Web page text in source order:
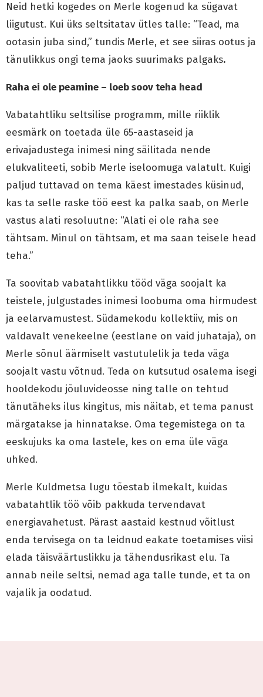
Neid hetki kogedes on Merle kogenud ka sügavat
liigutust. Kui üks seltsitatav ütles talle: “Tead, ma
ootasin juba sind,” tundis Merle, et see siiras ootus ja
tänulikkus ongi tema jaoks suurimaks palgaks.
Raha ei ole peamine – loeb soov teha head
Vabatahtliku seltsilise programm, mille riiklik
eesmärk on toetada üle 65-aastaseid ja
erivajadustega inimesi ning säilitada nende
elukvaliteeti, sobib Merle iseloomuga valatult. Kuigi
paljud tuttavad on tema käest imestades küsinud,
kas ta selle raske töö eest ka palka saab, on Merle
vastus alati resoluutne: “Alati ei ole raha see
tähtsam. Minul on tähtsam, et ma saan teisele head
teha.”
Ta soovitab vabatahtlikku tööd väga soojalt ka
teistele, julgustades inimesi loobuma oma hirmudest
ja eelarvamustest. Südamekodu kollektiiv, mis on
valdavalt venekeelne (eestlane on vaid juhataja), on
Merle sõnul äärmiselt vastutulelik ja teda väga
soojalt vastu võtnud. Teda on kutsutud osalema isegi
hooldekodu jõuluvideosse ning talle on tehtud
tänutäheks ilus kingitus, mis näitab, et tema panust
märgatakse ja hinnatakse. Oma tegemistega on ta
eeskujuks ka oma lastele, kes on ema üle väga
uhked.
Merle Kuldmetsa lugu tõestab ilmekalt, kuidas
vabatahtlik töö võib pakkuda tervendavat
energiavahetust. Pärast aastaid kestnud võitlust
enda tervisega on ta leidnud eakate toetamises viisi
elada täisväärtuslikku ja tähendusrikast elu. Ta
annab neile seltsi, nemad aga talle tunde, et ta on
vajalik ja oodatud.